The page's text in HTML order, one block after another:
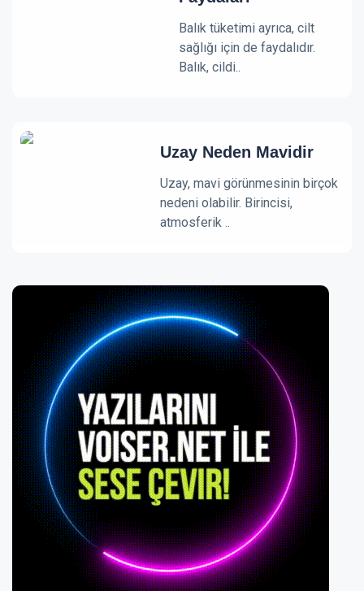
Balık tüketimi ayrıca, cilt
sağlığı için de faydalıdır.
Balık, cildi..
Uzay Neden Mavidir
Uzay, mavi görünmesinin birçok
nedeni olabilir. Birincisi,
atmosferik ..